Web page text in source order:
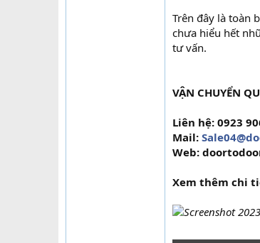
Trên đây là toàn
chưa hiểu hết
tư vấn.
VẬN CHUYỂN
Liên hệ: 0923
Mail:
Web:
Xem thêm chi